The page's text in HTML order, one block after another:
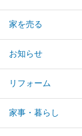
家を売る
お知らせ
リフォーム
家事・暮らし